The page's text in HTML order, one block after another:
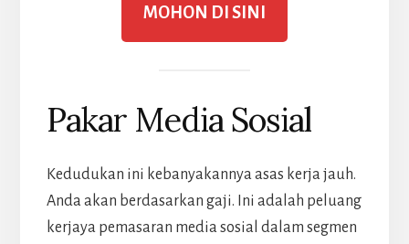
MOHON DI SINI
Pakar Media Sosial
Kedudukan ini kebanyakannya asas kerja jauh.
Anda akan berdasarkan gaji. Ini adalah peluang
kerjaya pemasaran media sosial dalam segmen